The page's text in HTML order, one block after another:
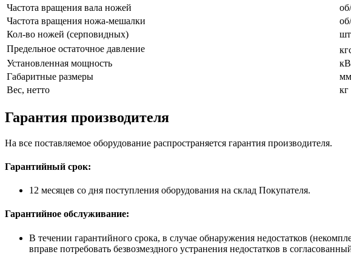
Частота вращения вала ножей
Частота вращения ножа-мешалки
Кол-во ножей (серповидных)
шт
Предельное остаточное давление
Установленная мощность
Габаритные размеры
мм
Вес, нетто
кг
Гарантия производителя
На все поставляемое оборудование распространяется гарантия производителя.
Гарантийный срок:
12 месяцев со дня поступления оборудования на склад Покупателя.
Гарантийное обслуживание:
В течении гарантийного срока, в случае обнаружения недостатков
вправе потребовать безвозмездного устранения недостатков в